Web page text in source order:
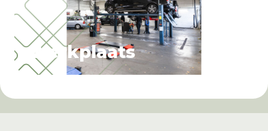
Werkplaats